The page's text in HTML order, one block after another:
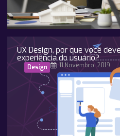
UX Design, por que você
experiência do usuário?
Design 11 Novembro, 2019